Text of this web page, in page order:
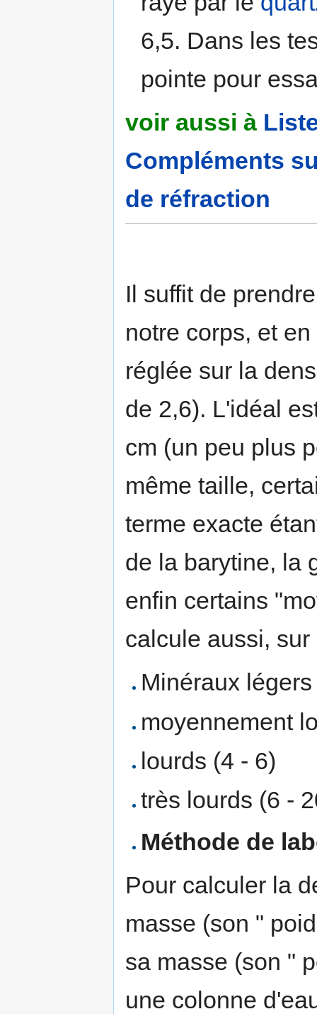
6,5. Dans les
pointe pour
voir aussi à
Compléments
de réfraction
Il suffit de
notre corps, et
réglée sur la
de 2,6). L'idéal
cm (un peu plus
même taille,
terme exacte
de la barytine, la
enfin certains
calcule aussi,
Minéraux
moyennement
lourds (4 - 6)
très lourds (6 -
Méthode de
Pour calculer la
masse (son "
sa masse (son "
une colonne